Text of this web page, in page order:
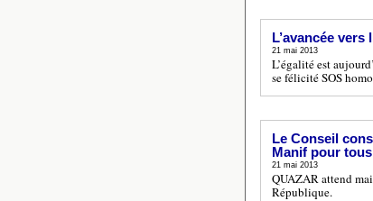
L’avancée
21 mai 2013
L’égalité est
se félicité SOS
Le Conseil
Manif pour tous
21 mai 2013
QUAZAR attend
République.